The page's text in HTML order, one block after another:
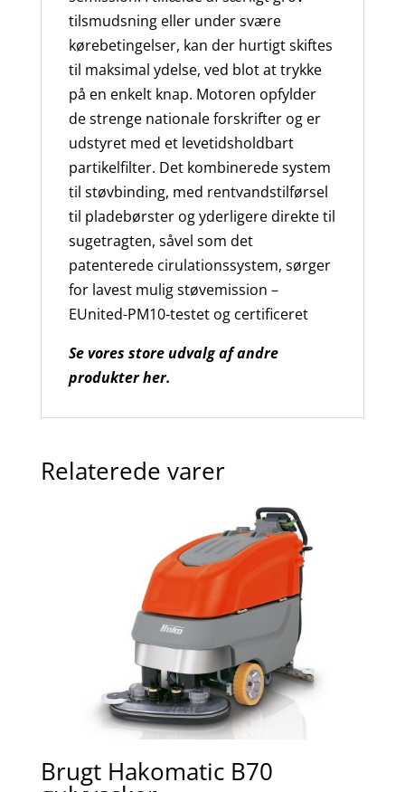
tilsmudsning eller under svære
kørebetingelser, kan der hurtigt skiftes
til maksimal ydelse, ved blot at trykke
på en enkelt knap. Motoren opfylder
de strenge nationale forskrifter og er
udstyret med et levetidsholdbart
partikelfilter. Det kombinerede system
til støvbinding, med rentvandstilførsel
til pladebørster og yderligere direkte til
sugetragten, såvel som det
patenterede cirulationssystem, sørger
for lavest mulig støvemission –
EUnited-PM10-testet og certificeret
Se vores store udvalg af andre
produkter her.
Relaterede varer
Brugt Hakomatic B70